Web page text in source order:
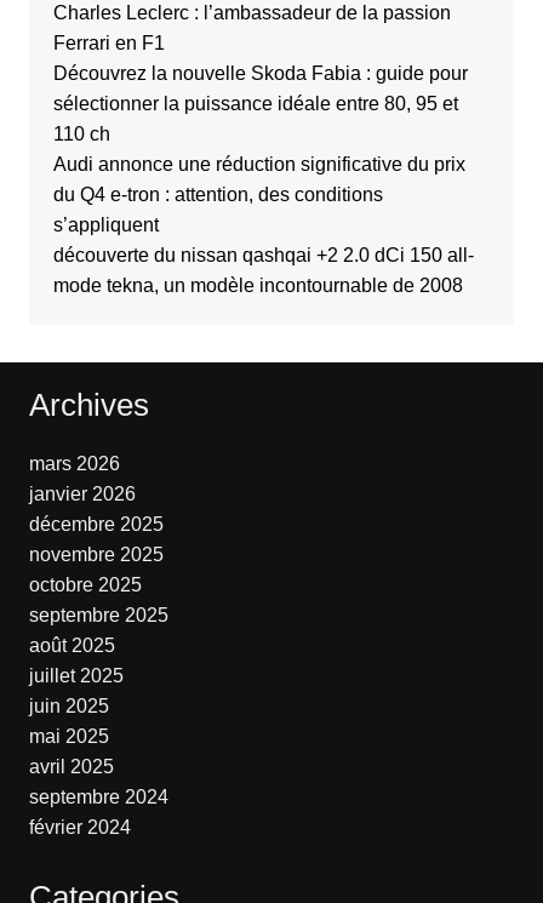
Charles Leclerc : l’ambassadeur de la passion
Ferrari en F1
Découvrez la nouvelle Skoda Fabia : guide pour
sélectionner la puissance idéale entre 80, 95 et
110 ch
Audi annonce une réduction significative du prix
du Q4 e-tron : attention, des conditions
s’appliquent
découverte du nissan qashqai +2 2.0 dCi 150 all-
mode tekna, un modèle incontournable de 2008
Archives
mars 2026
janvier 2026
décembre 2025
novembre 2025
octobre 2025
septembre 2025
août 2025
juillet 2025
juin 2025
mai 2025
avril 2025
septembre 2024
février 2024